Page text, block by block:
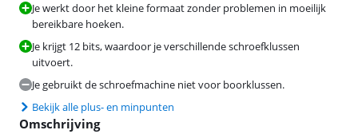
Je werkt door het kleine formaat zonder problemen in moeilijk
bereikbare hoeken.
Je krijgt 12 bits, waardoor je verschillende schroefklussen
uitvoert.
Je gebruikt de schroefmachine niet voor boorklussen.
Bekijk alle plus- en minpunten
Omschrijving